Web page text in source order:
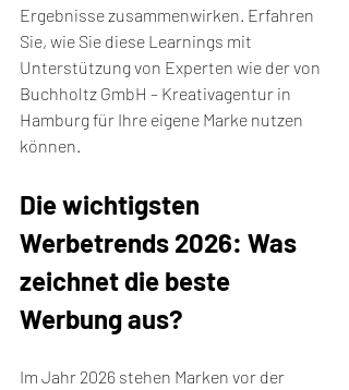
Ergebnisse zusammenwirken. Erfahren
Sie, wie Sie diese Learnings mit
Unterstützung von Experten wie der von
Buchholtz GmbH – Kreativagentur in
Hamburg für Ihre eigene Marke nutzen
können.
Die wichtigsten
Werbetrends 2026: Was
zeichnet die beste
Werbung aus?
Im Jahr 2026 stehen Marken vor der